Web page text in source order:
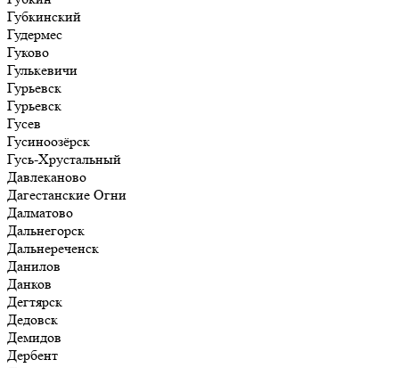
Губкинский
Гудермес
Гуково
Гулькевичи
Гурьевск
Гурьевск
Гусев
Гусиноозёрск
Гусь-Хрустальный
Давлеканово
Дагестанские Огни
Далматово
Дальнегорск
Дальнереченск
Данилов
Данков
Дегтярск
Дедовск
Демидов
Дербент